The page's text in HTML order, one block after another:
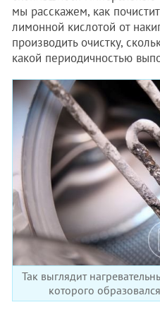
мы расскажем, как
лимонной кислотой от
производить очистку,
какой периодичностью
Так выглядит
которого